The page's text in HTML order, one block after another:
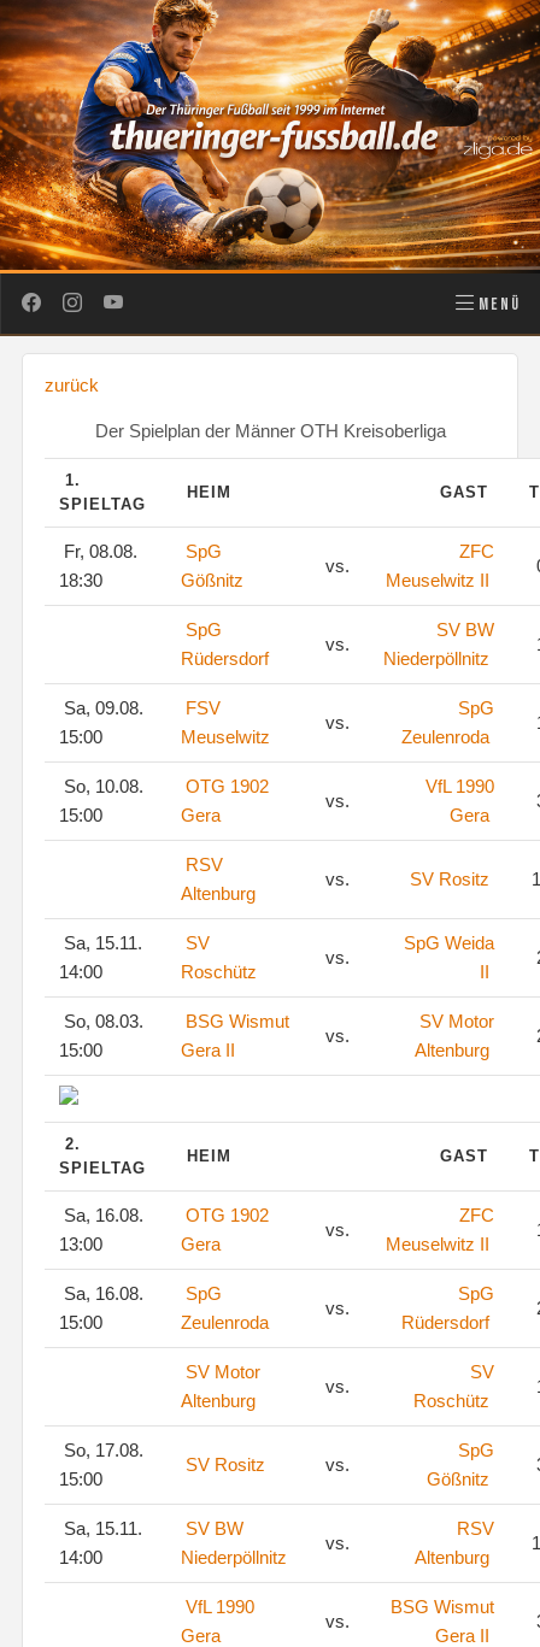
MENÜ
zurück
Der Spielplan der Männer OTH Kreisoberliga
1.
SPIELTAG
HEIM GAST
Fr, 08.08.
18:30
SpG
Gößnitz
vs.
ZFC
Meuselwitz II
SpG
Rüdersdorf
vs.
SV BW
Niederpöllnitz
Sa, 09.08.
15:00
FSV
Meuselwitz
vs.
SpG
Zeulenroda
So, 10.08.
15:00
OTG 1902
Gera
vs.
VfL 1990
Gera
RSV
Altenburg
vs. SV Rositz
Sa, 15.11.
14:00
SV
Roschütz
vs.
SpG Weida
II
So, 08.03.
15:00
BSG Wismut
Gera II
vs.
SV Motor
Altenburg
2.
SPIELTAG
HEIM GAST
Sa, 16.08.
13:00
OTG 1902
Gera
vs.
ZFC
Meuselwitz II
Sa, 16.08.
15:00
SpG
Zeulenroda
vs.
SpG
Rüdersdorf
SV Motor
Altenburg
vs.
SV
Roschütz
So, 17.08.
15:00
SV Rositz vs.
SpG
Gößnitz
Sa, 15.11.
14:00
SV BW
Niederpöllnitz
vs.
RSV
Altenburg
VfL 1990
Gera
vs.
BSG Wismut
Gera II